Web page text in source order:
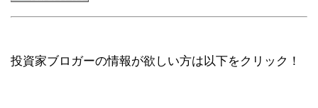
投資家ブロガーの情報が欲しい方は以下をクリック！